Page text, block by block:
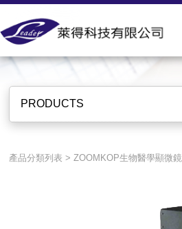
PRODUCTS
PRODUCTS
產品分類列表 > ZOOMKOP生物醫學顯微鏡